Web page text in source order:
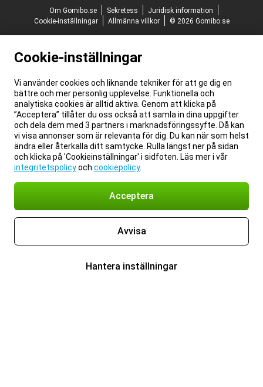
Om Gomibo.se
Sekretess
Juridisk information
Cookie-inställningar
Allmänna villkor © 2026 Gomibo.se
Cookie-inställningar
Vi använder cookies och liknande tekniker för att ge dig en
bättre och mer personlig upplevelse. Funktionella och
analytiska cookies är alltid aktiva. Genom att klicka på
”Acceptera” tillåter du oss också att samla in dina uppgifter
och dela dem med 3 partners i marknadsföringssyfte. Då kan
vi visa annonser som är relevanta för dig. Du kan när som helst
ändra eller återkalla ditt samtycke. Rulla längst ner på sidan
och klicka på 'Cookieinställningar' i sidfoten. Läs mer i vår
integritetspolicyoch cookiepolicy.
Acceptera
Avvisa
Hantera inställningar